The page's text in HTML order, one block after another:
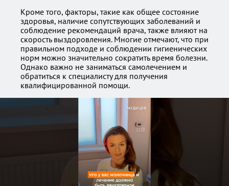
Кроме того, факторы, такие как общее состояние
здоровья, наличие сопутствующих заболеваний и
соблюдение рекомендаций врача, также влияют на
скорость выздоровления. Многие отмечают, что при
правильном подходе и соблюдении гигиенических
норм можно значительно сократить время болезни.
Однако важно не заниматься самолечением и
обратиться к специалисту для получения
квалифицированной помощи.